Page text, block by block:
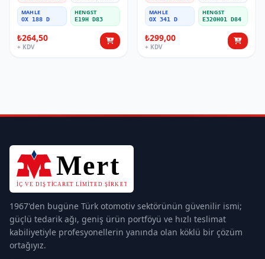
MAHLE
OX 188 D
HENGST
E19H D83
₺264,50
+ KDV
MAHLE
OX 341 D
HENGST
E320H01 D84
₺299,00
+ KDV
1967'den bugüne Türk otomotiv sektörünün güvenilir ismi;
güçlü tedarik ağı, geniş ürün portföyü ve hızlı teslimat
kabiliyetiyle profesyonellerin yanında olan köklü bir çözüm
ortağıyız.